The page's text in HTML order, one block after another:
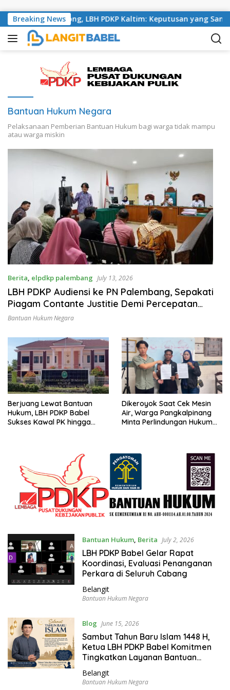
Breaking News
di Tenggarong, LBH PDKP Kaltim: Keputusan yang Sangat
Bantuan Hukum Negara
Pelaksanaan Pemberian Bantuan Hukum bagi warga tidak mampu
atau warga miskin
Berita, elpdkp palembang July 13, 2026
LBH PDKP Audiensi ke PN Palembang, Sepakati
Piagam Contante Justitie Demi Percepatan
Layanan Hukum
Bantuan Hukum Negara
Berjuang Lewat Bantuan
Hukum, LBH PDKP Babel
Sukses Kawal PK hingga
Dikeroyok Saat Cek Mesin
Air, Warga Pangkalpinang
Minta Perlindungan Hukum
Bantuan Hukum, Berita July 2, 2026
LBH PDKP Babel Gelar Rapat
Koordinasi, Evaluasi Penanganan
Perkara di Seluruh Cabang
Belangit
Bantuan Hukum Negara
Blog June 15, 2026
Sambut Tahun Baru Islam 1448 H,
Ketua LBH PDKP Babel Komitmen
Tingkatkan Layanan Bantuan
Hukum
Belangit
Bantuan Hukum Negara